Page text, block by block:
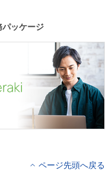
ッケージ
ページ先頭へ戻る